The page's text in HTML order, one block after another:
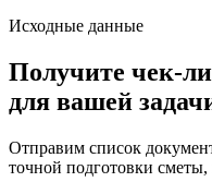
Исходные данные
Получите чек-
для вашей
Отправим список
точной подготовки